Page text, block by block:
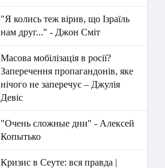
"Я колись теж вірив, що Ізраїль
нам друг..." - Джон Сміт
Масова мобілізація в росії?
Заперечення пропагандонів, яке
нічого не заперечує – Джулія
Девіс
"Очень сложные дни" - Алексей
Копытько
Кризис в Сеуте: вся правда |